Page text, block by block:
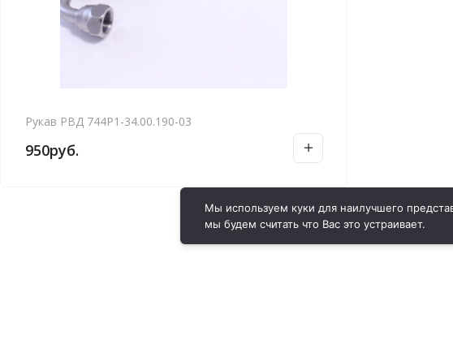
Рукав РВД 744Р1-34.00.190-03
950руб.
Мы используем куки для наилучшего
мы будем считать что Вас это устраивает.